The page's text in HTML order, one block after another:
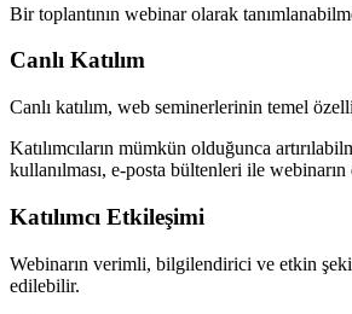
Bir toplantının webinar olarak
Canlı Katılım
Canlı katılım, web seminerlerinin temel
Katılımcıların mümkün olduğunca
kullanılması, e-posta bültenleri ile webinarın
Katılımcı Etkileşimi
Webinarın verimli, bilgilendirici ve etkin
edilebilir.